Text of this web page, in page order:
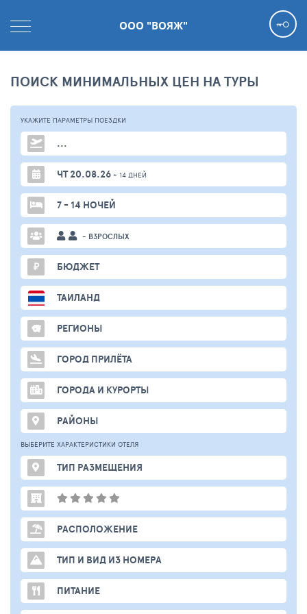
ООО "ВОЯЖ"
ПОИСК МИНИМАЛЬНЫХ ЦЕН НА ТУРЫ
УКАЖИТЕ ПАРАМЕТРЫ ПОЕЗДКИ
...
ЧТ 20.08.26 + 14 ДНЕЙ
7 - 14 НОЧЕЙ
- ВЗРОСЛЫХ
₽ БЮДЖЕТ
ТАИЛАНД
РЕГИОНЫ
ГОРОД ПРИЛЁТА
ГОРОДА И КУРОРТЫ
РАЙОНЫ
ВЫБЕРИТЕ ХАРАКТЕРИСТИКИ ОТЕЛЯ
ТИП РАЗМЕЩЕНИЯ
РАСПОЛОЖЕНИЕ
ТИП И ВИД ИЗ НОМЕРА
ПИТАНИЕ